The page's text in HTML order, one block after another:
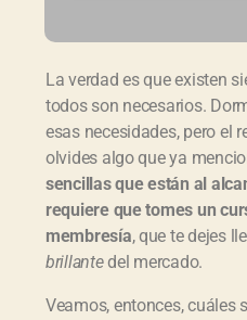
La verdad es que existen
todos son necesarios.
esas necesidades, pero el
olvides algo que ya
sencillas que están al
requiere que tomes un
membresía, que te dejes
brillantedel mercado.
Veamos, entonces, cuáles